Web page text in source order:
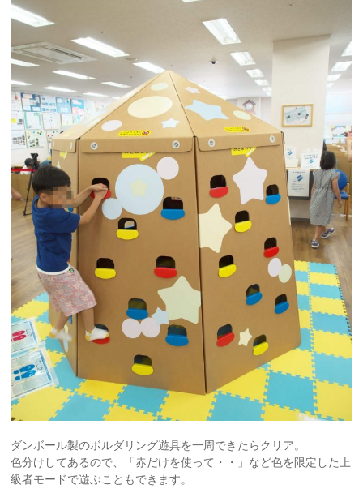
ダンボール製のボルダリング遊具を一周できたらクリア。
色分けしてあるので、「赤だけを使って・・」など色を限定した上
級者モードで遊ぶこともできます。